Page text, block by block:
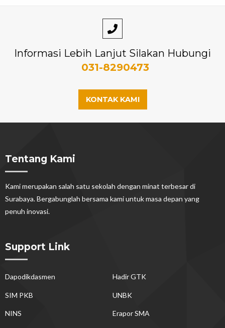
Informasi Lebih Lanjut Silakan Hubungi
031-8290473
KONTAK KAMI
Tentang Kami
Kami merupakan salah satu sekolah dengan minat terbesar di
Surabaya. Bergabunglah bersama kami untuk masa depan yang
penuh inovasi.
Support Link
Dapodikdasmen Hadir GTK
SIM PKB UNBK
NINS Erapor SMA